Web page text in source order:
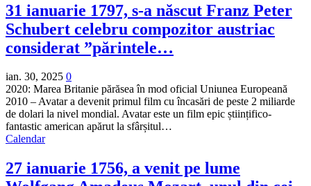
31 ianuarie 1797, s-a născut Franz Peter
Schubert celebru compozitor austriac
considerat ”părintele…
ian. 30, 2025 0
2020: Marea Britanie părăsea în mod oficial Uniunea Europeană
2010 – Avatar a devenit primul film cu încasări de peste 2 miliarde
de dolari la nivel mondial. Avatar este un film epic științifico-
fantastic american apărut la sfârșitul…
Calendar
27 ianuarie 1756, a venit pe lume